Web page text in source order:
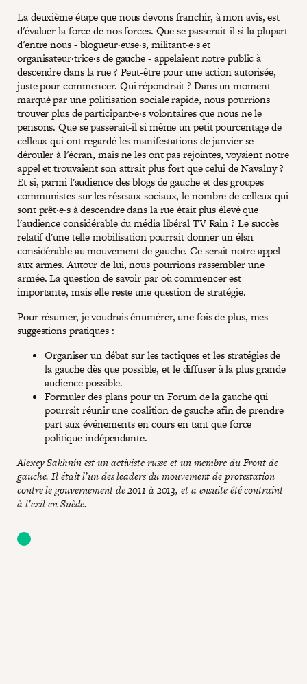
La deuxième étape que nous devons franchir, à mon avis, est
d'évaluer la force de nos forces. Que se passerait-il si la plupart
d'entre nous - blogueur·euse·s, militant·e·s et
organisateur·trice·s de gauche - appelaient notre public à
descendre dans la rue ? Peut-être pour une action autorisée,
juste pour commencer. Qui répondrait ? Dans un moment
marqué par une politisation sociale rapide, nous pourrions
trouver plus de participant·e·s volontaires que nous ne le
pensons. Que se passerait-il si même un petit pourcentage de
celleux qui ont regardé les manifestations de janvier se
dérouler à l'écran, mais ne les ont pas rejointes, voyaient notre
appel et trouvaient son attrait plus fort que celui de Navalny ?
Et si, parmi l'audience des blogs de gauche et des groupes
communistes sur les réseaux sociaux, le nombre de celleux qui
sont prêt·e·s à descendre dans la rue était plus élevé que
l'audience considérable du média libéral TV Rain ? Le succès
relatif d'une telle mobilisation pourrait donner un élan
considérable au mouvement de gauche. Ce serait notre appel
aux armes. Autour de lui, nous pourrions rassembler une
armée. La question de savoir par où commencer est
importante, mais elle reste une question de stratégie.
Pour résumer, je voudrais énumérer, une fois de plus, mes
suggestions pratiques :
Organiser un débat sur les tactiques et les stratégies de
la gauche dès que possible, et le diffuser à la plus grande
audience possible.
Formuler des plans pour un Forum de la gauche qui
pourrait réunir une coalition de gauche afin de prendre
part aux événements en cours en tant que force
politique indépendante.
Alexey Sakhnin est un activiste russe et un membre du Front de
gauche. Il était l’un des leaders du mouvement de protestation
contre le gouvernement de 2011 à 2013, et a ensuite été contraint
à l’exil en Suède.